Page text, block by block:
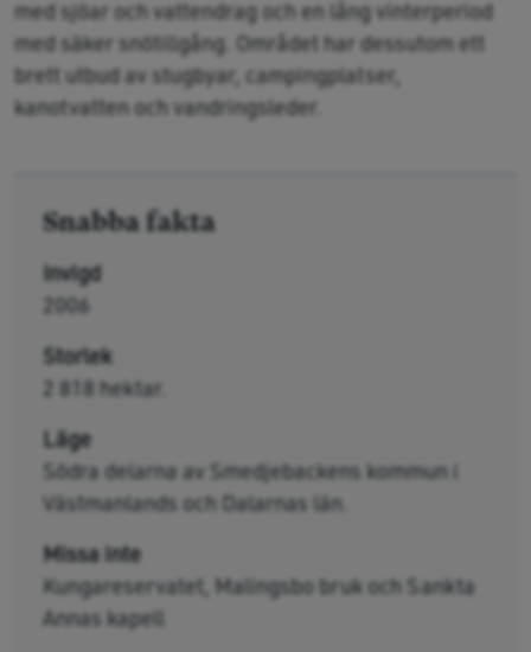
med sjöar och vattendrag och en lång vinterperiod
med säker snötillgång. Området har dessutom ett
brett utbud av stugbyar, campingplatser,
kanotvatten och vandringsleder.
Snabba fakta
Invigd
2006
Storlek
2 818 hektar.
Läge
Södra delarna av Smedjebackens kommun i
Västmanlands och Dalarnas län.
Missa inte
Kungareservatet, Malingsbo bruk och Sankta
Annas kapell